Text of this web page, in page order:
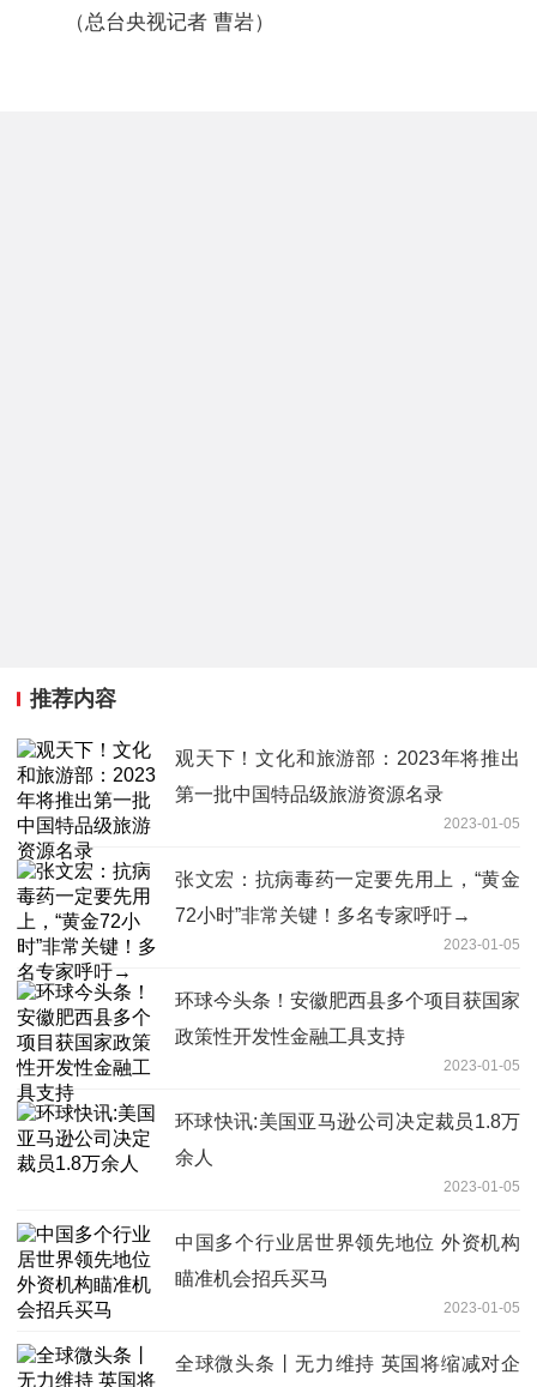
（总台央视记者 曹岩）
推荐内容
观天下！文化和旅游部：2023年将推出
第一批中国特品级旅游资源名录
2023-01-05
张文宏：抗病毒药一定要先用上，“黄金
72小时”非常关键！多名专家呼吁→
2023-01-05
环球今头条！安徽肥西县多个项目获国家
政策性开发性金融工具支持
2023-01-05
环球快讯:美国亚马逊公司决定裁员1.8万
余人
2023-01-05
中国多个行业居世界领先地位 外资机构
瞄准机会招兵买马
2023-01-05
全球微头条丨无力维持 英国将缩减对企